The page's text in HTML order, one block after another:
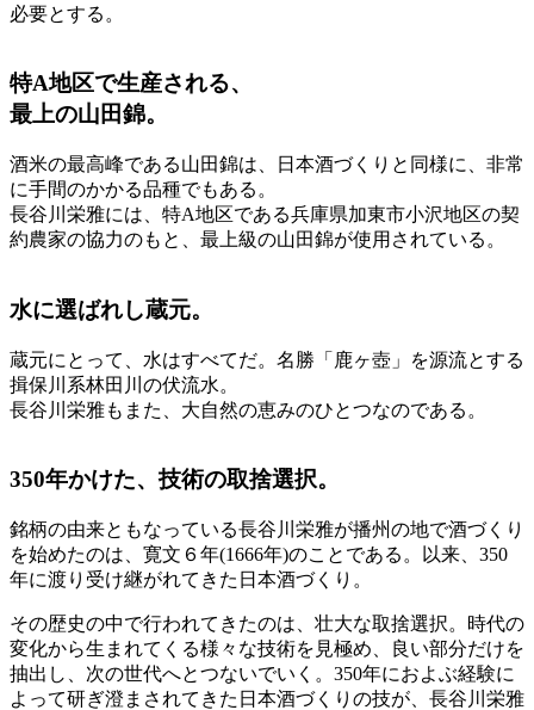
必要とする。
特A地区で生産される、
最上の山田錦。
酒米の最高峰である山田錦は、日本酒づくりと同様に、非常
に手間のかかる品種でもある。
長谷川栄雅には、特A地区である兵庫県加東市小沢地区の契
約農家の協力のもと、最上級の山田錦が使用されている。
水に選ばれし蔵元。
蔵元にとって、水はすべてだ。名勝「鹿ヶ壺」を源流とする
揖保川系林田川の伏流水。
長谷川栄雅もまた、大自然の恵みのひとつなのである。
350年かけた、技術の取捨選択。
銘柄の由来ともなっている長谷川栄雅が播州の地で酒づくり
を始めたのは、寛文６年(1666年)のことである。以来、350
年に渡り受け継がれてきた日本酒づくり。
その歴史の中で行われてきたのは、壮大な取捨選択。時代の
変化から生まれてくる様々な技術を見極め、良い部分だけを
抽出し、次の世代へとつないでいく。350年におよぶ経験に
よって研ぎ澄まされてきた日本酒づくりの技が、長谷川栄雅